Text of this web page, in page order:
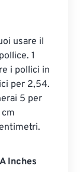
usare il
1
i pollici in
per 2,54.
5 per
Inches